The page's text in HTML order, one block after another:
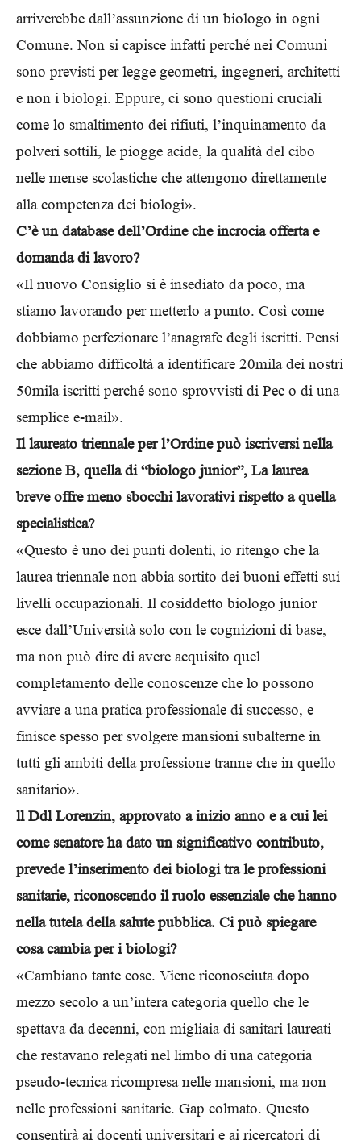
arriverebbe dall’assunzione di un biologo in ogni
Comune. Non si capisce infatti perché nei Comuni
sono previsti per legge geometri, ingegneri, architetti
e non i biologi. Eppure, ci sono questioni cruciali
come lo smaltimento dei rifiuti, l’inquinamento da
polveri sottili, le piogge acide, la qualità del cibo
nelle mense scolastiche che attengono direttamente
alla competenza dei biologi».
C’è un database dell’Ordine che incrocia offerta e
domanda di lavoro?
«Il nuovo Consiglio si è insediato da poco, ma
stiamo lavorando per metterlo a punto. Così come
dobbiamo perfezionare l’anagrafe degli iscritti. Pensi
che abbiamo difficoltà a identificare 20mila dei nostri
50mila iscritti perché sono sprovvisti di Pec o di una
semplice e-mail».
Il laureato triennale per l’Ordine può iscriversi nella
sezione B, quella di “biologo junior”, La laurea
breve offre meno sbocchi lavorativi rispetto a quella
specialistica?
«Questo è uno dei punti dolenti, io ritengo che la
laurea triennale non abbia sortito dei buoni effetti sui
livelli occupazionali. Il cosiddetto biologo junior
esce dall’Università solo con le cognizioni di base,
ma non può dire di avere acquisito quel
completamento delle conoscenze che lo possono
avviare a una pratica professionale di successo, e
finisce spesso per svolgere mansioni subalterne in
tutti gli ambiti della professione tranne che in quello
sanitario».
ll Ddl Lorenzin, approvato a inizio anno e a cui lei
come senatore ha dato un significativo contributo,
prevede l’inserimento dei biologi tra le professioni
sanitarie, riconoscendo il ruolo essenziale che hanno
nella tutela della salute pubblica. Ci può spiegare
cosa cambia per i biologi?
«Cambiano tante cose. Viene riconosciuta dopo
mezzo secolo a un’intera categoria quello che le
spettava da decenni, con migliaia di sanitari laureati
che restavano relegati nel limbo di una categoria
pseudo-tecnica ricompresa nelle mansioni, ma non
nelle professioni sanitarie. Gap colmato. Questo
consentirà ai docenti universitari e ai ricercatori di